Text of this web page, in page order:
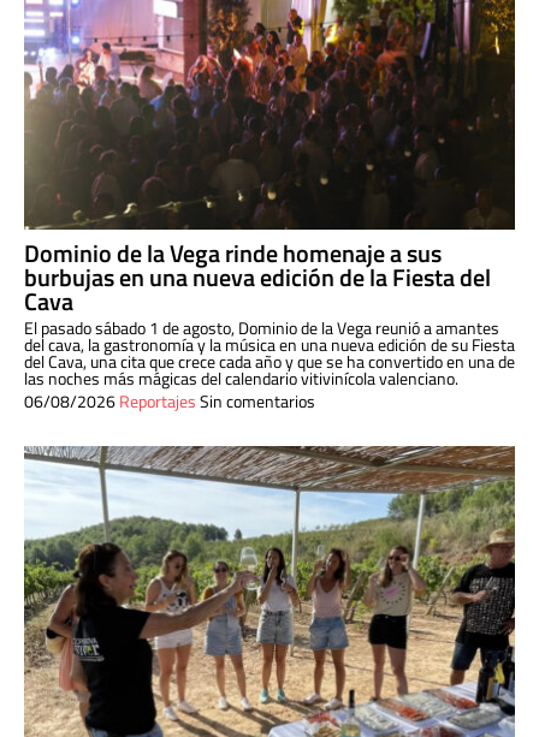
Dominio de la Vega rinde homenaje a sus
burbujas en una nueva edición de la Fiesta del
Cava
El pasado sábado 1 de agosto, Dominio de la Vega reunió a amantes
del cava, la gastronomía y la música en una nueva edición de su Fiesta
del Cava, una cita que crece cada año y que se ha convertido en una de
las noches más mágicas del calendario vitivinícola valenciano.
06/08/2026ReportajesSin comentarios